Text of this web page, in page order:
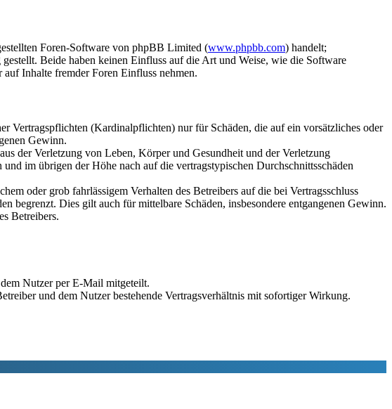
Foren-Software von phpBB Limited (www.phpbb.com) handelt;
Beide haben keinen Einfluss auf die Art und Weise, wie die Software
Inhalte fremder Foren Einfluss nehmen.
Vertragspflichten (Kardinalpflichten) nur für Schäden, die auf ein vorsätzliches oder
Gewinn.
der Verletzung von Leben, Körper und Gesundheit und der Verletzung
im übrigen der Höhe nach auf die vertragstypischen Durchschnittsschäden
oder grob fahrlässigem Verhalten des Betreibers auf die bei Vertragsschluss
begrenzt. Dies gilt auch für mittelbare Schäden, insbesondere entgangenen Gewinn.
Betreibers.
Nutzer per E-Mail mitgeteilt.
und dem Nutzer bestehende Vertragsverhältnis mit sofortiger Wirkung.